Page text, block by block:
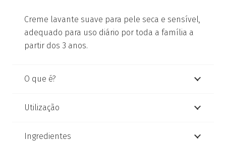
Creme lavante suave para pele seca e sensível,
adequado para uso diário por toda a família a
partir dos 3 anos.
O que é?
Utilização
Ingredientes